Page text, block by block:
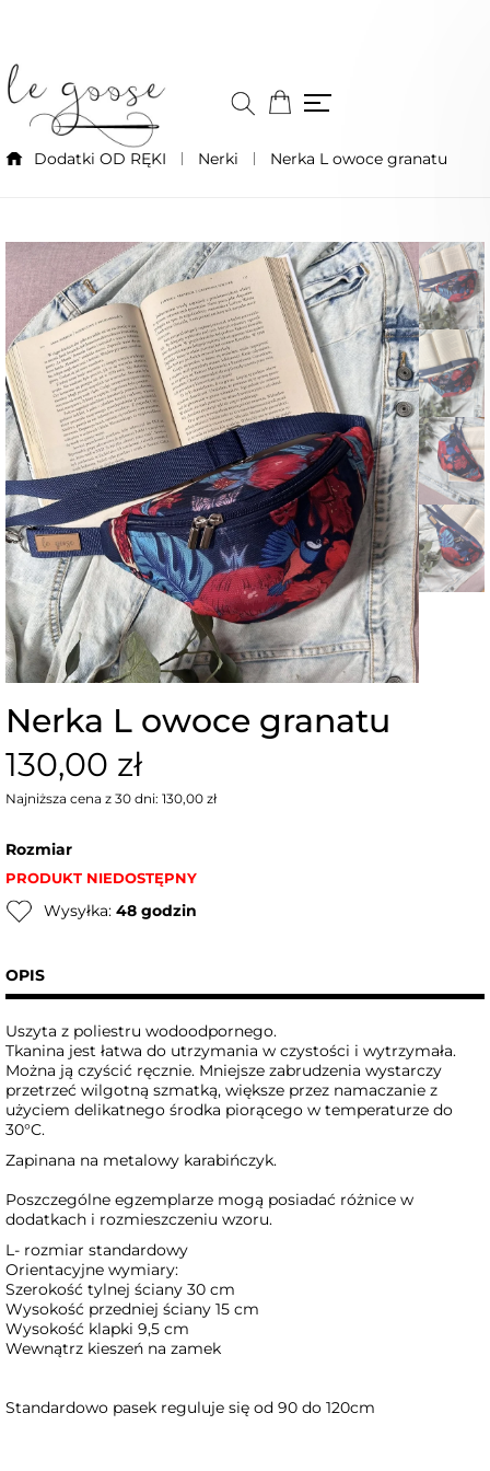
Dodatki OD RĘKI Nerki Nerka L owoce granatu
Nerka L owoce granatu
130,00 zł
Najniższa cena z 30 dni: 130,00 zł
Rozmiar
PRODUKT NIEDOSTĘPNY
Wysyłka: 48 godzin
OPIS
Uszyta z poliestru wodoodpornego.
Tkanina jest łatwa do utrzymania w czystości i wytrzymała.
Można ją czyścić ręcznie. Mniejsze zabrudzenia wystarczy
przetrzeć wilgotną szmatką, większe przez namaczanie z
użyciem delikatnego środka piorącego w temperaturze do
30°C.
Zapinana na metalowy karabińczyk.
Poszczególne egzemplarze mogą posiadać różnice w
dodatkach i rozmieszczeniu wzoru.
L- rozmiar standardowy
Orientacyjne wymiary:
Szerokość tylnej ściany 30 cm
Wysokość przedniej ściany 15 cm
Wysokość klapki 9,5 cm
Wewnątrz kieszeń na zamek
Standardowo pasek reguluje się od 90 do 120cm